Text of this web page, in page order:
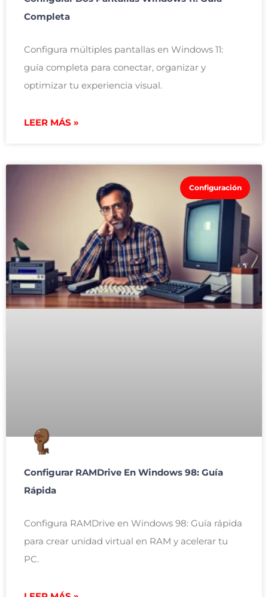
Completa
Configura múltiples pantallas en Windows 11:
guía completa para conectar, organizar y
optimizar tu experiencia visual.
LEER MÁS »
Configuración
Configurar RAMDrive En Windows 98: Guía
Rápida
Configura RAMDrive en Windows 98: Guía rápida
para crear unidad virtual en RAM y acelerar tu
PC.